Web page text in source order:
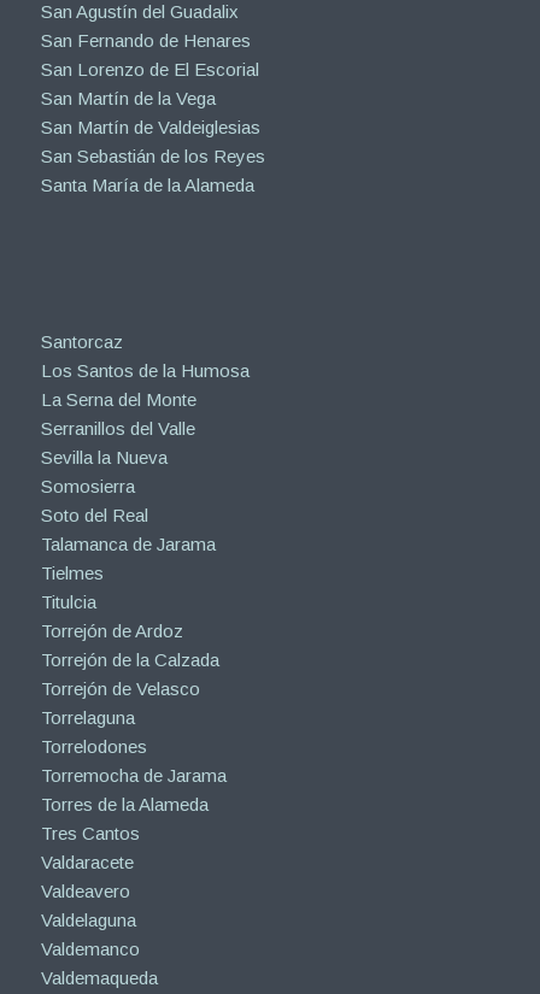
San Agustín del Guadalix
San Fernando de Henares
San Lorenzo de El Escorial
San Martín de la Vega
San Martín de Valdeiglesias
San Sebastián de los Reyes
Santa María de la Alameda
Santorcaz
Los Santos de la Humosa
La Serna del Monte
Serranillos del Valle
Sevilla la Nueva
Somosierra
Soto del Real
Talamanca de Jarama
Tielmes
Titulcia
Torrejón de Ardoz
Torrejón de la Calzada
Torrejón de Velasco
Torrelaguna
Torrelodones
Torremocha de Jarama
Torres de la Alameda
Tres Cantos
Valdaracete
Valdeavero
Valdelaguna
Valdemanco
Valdemaqueda